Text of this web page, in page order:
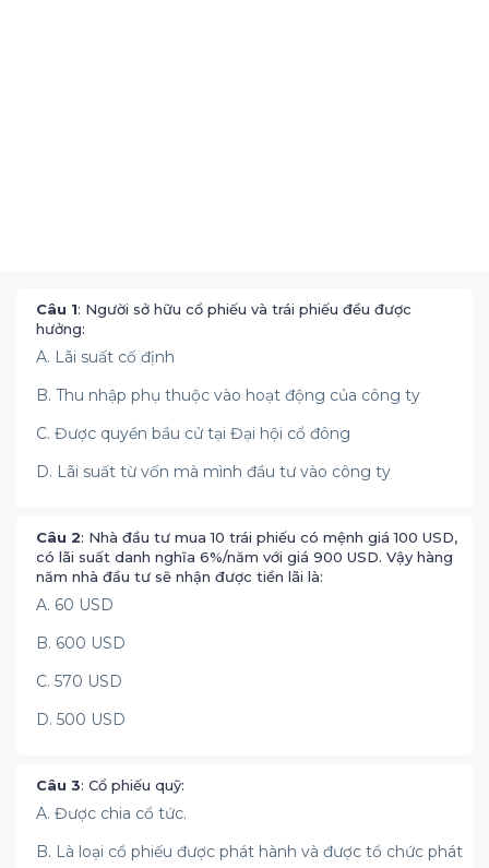
Câu 1: Người sở hữu cổ phiếu và trái phiếu đều được
hưởng:
A. Lãi suất cố định
B. Thu nhập phụ thuộc vào hoạt động của công ty
C. Được quyền bầu cử tại Đại hội cổ đông
D. Lãi suất từ vốn mà mình đầu tư vào công ty
Câu 2: Nhà đầu tư mua 10 trái phiếu có mệnh giá 100 USD,
có lãi suất danh nghĩa 6%/năm với giá 900 USD. Vậy hàng
năm nhà đầu tư sẽ nhận được tiền lãi là:
A. 60 USD
B. 600 USD
C. 570 USD
D. 500 USD
Câu 3: Cổ phiếu quỹ:
A. Được chia cổ tức.
B. Là loại cổ phiếu được phát hành và được tổ chức phát